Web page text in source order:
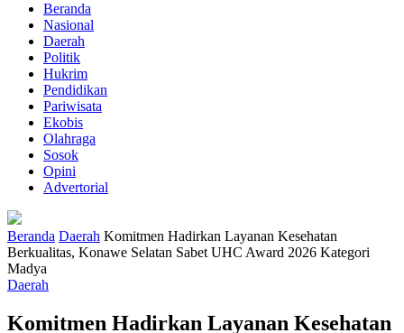
Beranda
Nasional
Daerah
Politik
Hukrim
Pendidikan
Pariwisata
Ekobis
Olahraga
Sosok
Opini
Advertorial
Beranda Daerah Komitmen Hadirkan Layanan Kesehatan
Berkualitas, Konawe Selatan Sabet UHC Award 2026 Kategori
Madya
Daerah
Komitmen Hadirkan Layanan Kesehatan